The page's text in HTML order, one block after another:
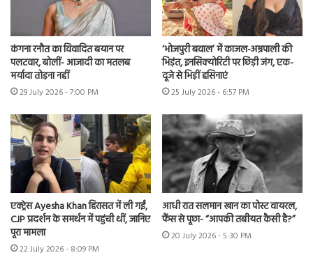
कंगना रनौत का विवादित बयान पर
पलटवार, बोलीं- आजादी का मतलब
मर्यादा तोड़ना नहीं
29 July 2026 - 7:00 PM
‘भोजपुरी बवाल’ में काजल-अम्रपाली की
भिड़ंत, इनसिक्योरिटी पर छिड़ी जंग, एक-
दूजे से भिड़ीं हसिनाएं
25 July 2026 - 6:57 PM
एक्ट्रेस Ayesha Khan हिरासत में ली गईं,
CJP प्रदर्शन के समर्थन में पहुंची थीं, जानिए
पूरा मामला
22 July 2026 - 8:09 PM
आधी रात सलमान खान का पोस्ट वायरल,
फैंस से पूछा- “आपकी तबीयत कैसी है?”
20 July 2026 - 5:30 PM